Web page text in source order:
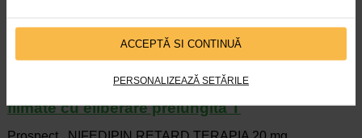
ACCEPTĂ SI CONTINUĂ
PERSONALIZEAZĂ SETĂRILE
crema Compozitie 100 g crema contin nistatina 10.000.000
UI, sulfat de neomicina 0,382 g, triamcinolon…
citeste tot...
Nifedipin Retard 20 mg x 50 comprimate
filmate cu eliberare prelungita T